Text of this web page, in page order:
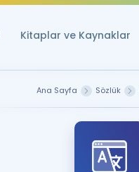
Kitaplar ve Kaynaklar
Ana Sayfa Sözlük